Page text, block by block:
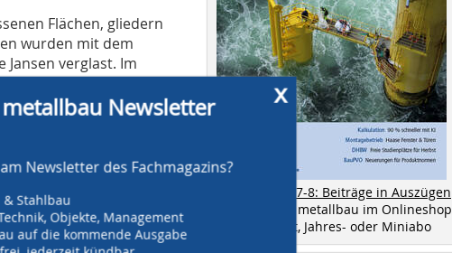
Flächen, gliedern
wurden mit dem
Jansen verglast. Im
Bestand. „Bei der
mit der
mit dem Fenster-
In diesem
verglasten T-Profilen
Gebäudeabschluss
dem feinen
wurden aus einem
gefertigt.
x
metallbau Newsletter
Newsletter des Fachmagazins?
& Stahlbau
Objekte, Management
auf die kommende Ausgabe
zur Ausgabe 7-8: Beiträge in Auszügen
Bestellen Sie metallbau im Onlineshop
als Einzelheft, Jahres- oder Miniabo